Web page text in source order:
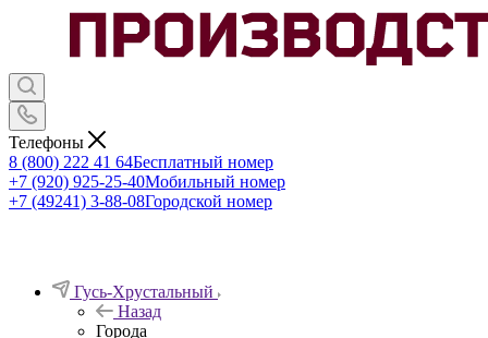
Телефоны
8 (800) 222 41 64Бесплатный номер
+7 (920) 925-25-40Мобильный номер
+7 (49241) 3-88-08Городской номер
Гусь-Хрустальный
Назад
Города